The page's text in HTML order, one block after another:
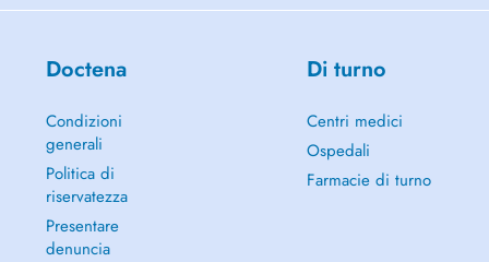
Doctena
Condizioni
generali
Politica di
riservatezza
Presentare
denuncia
Di turno
Centri medici
Ospedali
Farmacie di turno